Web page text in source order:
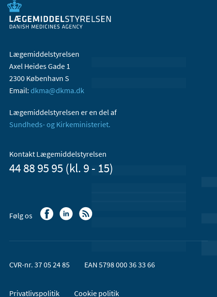
Lægemiddelstyrelsen
Axel Heides Gade 1
2300 København S
Email: dkma@dkma.dk
Lægemiddelstyrelsen er en del af
Sundheds- og Kirkeministeriet.
Kontakt Lægemiddelstyrelsen
44 88 95 95 (kl. 9 - 15)
Følg os
CVR-nr. 37 05 24 85 EAN 5798 000 36 33 66
Privatlivspolitik Cookie politik